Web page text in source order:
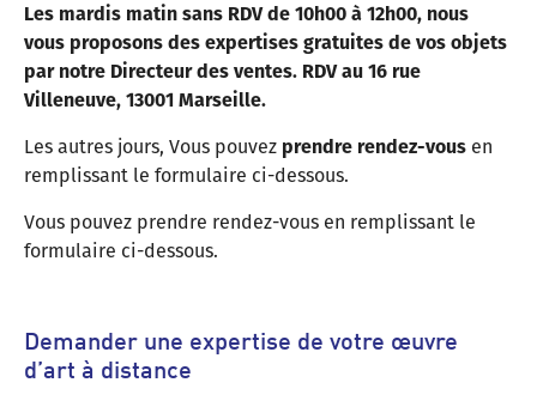
Les mardis matin sans RDV de 10h00 à 12h00, nous
vous proposons des expertises gratuites de vos objets
par notre Directeur des ventes. RDV au 16 rue
Villeneuve, 13001 Marseille.
Les autres jours, Vous pouvez prendre rendez-vous en
remplissant le formulaire ci-dessous.
Vous pouvez prendre rendez-vous en remplissant le
formulaire ci-dessous.
Demander une expertise de votre œuvre
d’art à distance